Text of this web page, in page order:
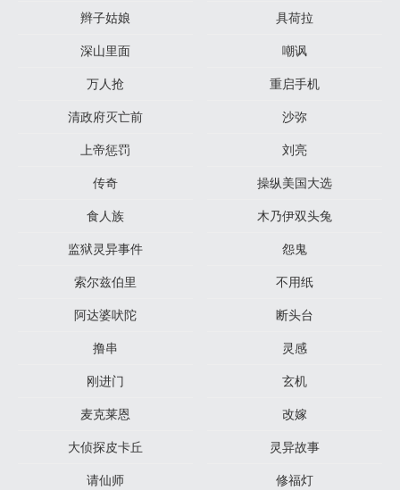
辫子姑娘
具荷拉
深山里面
嘲讽
万人抢
重启手机
清政府灭亡前
沙弥
上帝惩罚
刘亮
传奇
操纵美国大选
食人族
木乃伊双头兔
监狱灵异事件
怨鬼
索尔兹伯里
不用纸
阿达婆吠陀
断头台
撸串
灵感
刚进门
玄机
麦克莱恩
改嫁
大侦探皮卡丘
灵异故事
请仙师
修福灯